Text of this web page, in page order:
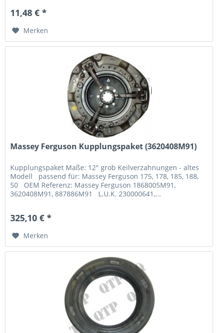
11,48 € *
Merken
Massey Ferguson Kupplungspaket (3620408M91)
Kupplungspaket Maße: 12" grob Keilverzahnungen - altes
Modell passend für: Massey Ferguson 175, 178, 185, 188,
50 OEM Referenz: Massey Ferguson 1868005M91,
3620408M91, 887886M91 L.U.K. 230000641,...
325,10 € *
Merken